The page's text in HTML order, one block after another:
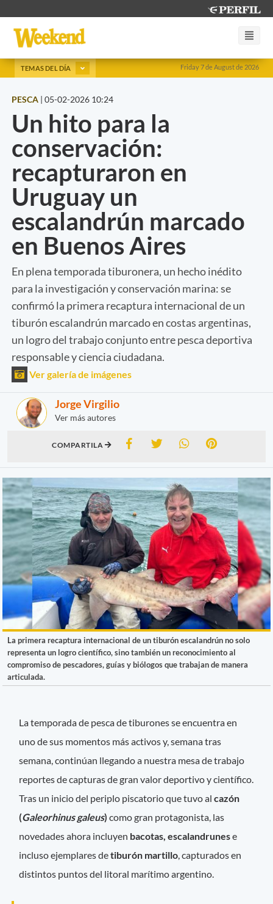
Friday 7 de August de 2026
TEMAS DEL DÍA
PESCA | 05-02-2026 10:24
Un hito para la
conservación:
recapturaron en
Uruguay un
escalandrún marcado
en Buenos Aires
En plena temporada tiburonera, un hecho inédito
para la investigación y conservación marina: se
confirmó la primera recaptura internacional de un
tiburón escalandrún marcado en costas argentinas,
un logro del trabajo conjunto entre pesca deportiva
responsable y ciencia ciudadana.
Ver galería de imágenes
Jorge Virgilio
Ver más autores
COMPARTILA
La primera recaptura internacional de un tiburón escalandrún no solo
representa un logro científico, sino también un reconocimiento al
compromiso de pescadores, guías y biólogos que trabajan de manera
articulada.
La temporada de pesca de tiburones se encuentra en
uno de sus momentos más activos y, semana tras
semana, continúan llegando a nuestra mesa de trabajo
reportes de capturas de gran valor deportivo y científico.
Tras un inicio del periplo piscatorio que tuvo alcazón
(Galeorhinus galeus) como gran protagonista, las
novedades ahora incluyen bacotas, escalandrunese
incluso ejemplares detiburón martillo , capturados en
distintos puntos del litoral marítimo argentino.